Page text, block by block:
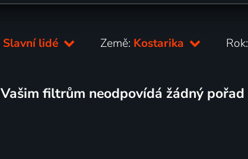
Slavní lidé Země: Kostarika Rok:
Vašim filtrům neodpovídá žádný pořad